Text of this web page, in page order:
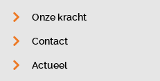
Onze kracht
Contact
Actueel